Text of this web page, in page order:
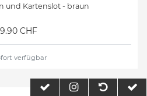
und Kartenslot - braun
CHF
verfügbar